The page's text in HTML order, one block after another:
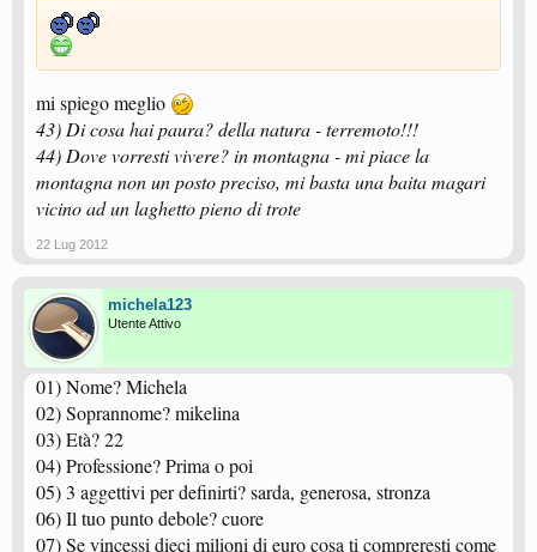
15) La prima cosa che fai al mattino?
16) L’ultima cosa che fai di sera?
17) Cosa cambieresti del tuo corpo?
18 ) Una persona che stimi?
20) Le 3 cose che guardi in un uomo/donna?
22) Una persona che ti attrae fisicamente?
24) Sei mai stata innamorata?
25) E adesso?
26) Cosa ti fa innamorare in una persona?
27) Se lei/lui tradisce perdoni?
28 ) Un sogno ricorrente?
29) Una figura di m**** che hai fatto?
30) Ti depili?
32) Hai tatuaggi?
33) Un errore che ti riconosci?
34) Hai mai rubato?
35) Sei religioso/a?
36) Ultimo libro letto?
37) Mai fatto una canna?
38 ) Mai ubriacato?
39) Bestemmi?
40) Cosa fai se un gatto nero ti attraversa la strada?
41) La legge è uguale per tutti?
42) Che animale vorresti essere?
43) Di cosa hai paura?
mi spiego meglio
43) Di cosa hai paura? della natura - terremoto!!!
44) Dove vorresti vivere? in montagna - mi piace la
montagna non un posto preciso, mi basta una baita magari
vicino ad un laghetto pieno di trote
22 Lug 2012
michela123
Utente Attivo
01) Nome? Michela
02) Soprannome? mikelina
03) Età? 22
04) Professione? Prima o poi
05) 3 aggettivi per definirti? sarda, generosa, stronza
06) Il tuo punto debole? cuore
07) Se vincessi dieci milioni di euro cosa ti compreresti come